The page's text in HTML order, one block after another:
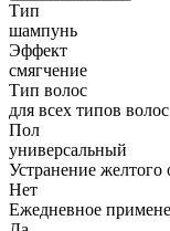
Тип
шампунь
Эффект
смягчение
Тип волос
для всех типов волос
Пол
универсальный
Устранение желтого
Нет
Ежедневное